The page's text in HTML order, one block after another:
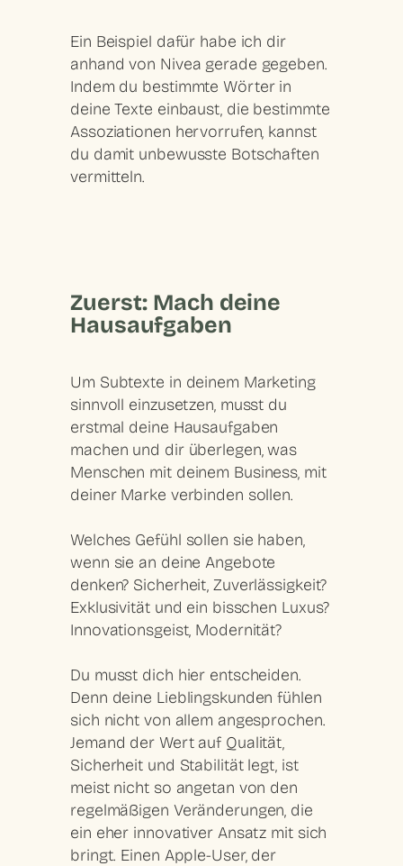
Ein Beispiel dafür habe ich dir
anhand von Nivea gerade gegeben.
Indem du bestimmte Wörter in
deine Texte einbaust, die bestimmte
Assoziationen hervorrufen, kannst
du damit unbewusste Botschaften
vermitteln.
Zuerst: Mach deine
Hausaufgaben
Um Subtexte in deinem Marketing
sinnvoll einzusetzen, musst du
erstmal deine Hausaufgaben
machen und dir überlegen, was
Menschen mit deinem Business, mit
deiner Marke verbinden sollen.
Welches Gefühl sollen sie haben,
wenn sie an deine Angebote
denken? Sicherheit, Zuverlässigkeit?
Exklusivität und ein bisschen Luxus?
Innovationsgeist, Modernität?
Du musst dich hier entscheiden.
Denn deine Lieblingskunden fühlen
sich nicht von allem angesprochen.
Jemand der Wert auf Qualität,
Sicherheit und Stabilität legt, ist
meist nicht so angetan von den
regelmäßigen Veränderungen, die
ein eher innovativer Ansatz mit sich
bringt. Einen Apple-User, der